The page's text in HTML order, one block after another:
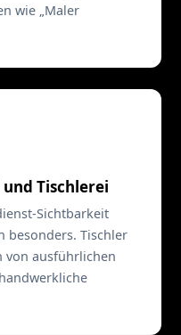
wie „Maler
Tischlerei
Sichtbarkeit
besonders. Tischler
von ausführlichen